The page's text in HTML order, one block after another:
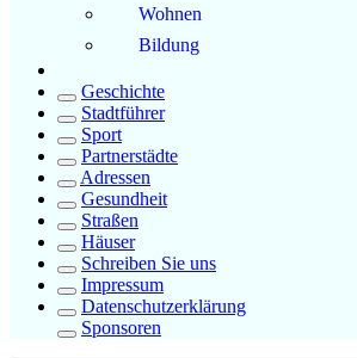
Wohnen
Bildung
Geschichte
Stadtführer
Sport
Partnerstädte
Adressen
Gesundheit
Straßen
Häuser
Schreiben Sie uns
Impressum
Datenschutzerklärung
Sponsoren